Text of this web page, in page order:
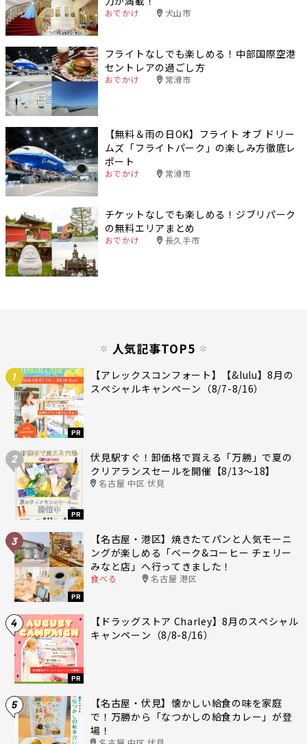
おでかけ 犬山市
フライトなしでも楽しめる！中部国際空港
セントレアの過ごし方
おでかけ 常滑市
【無料＆雨の日OK】フライト オブ ドリー
ムズ「フライトパーク」の楽しみ方徹底レ
ポート
おでかけ 常滑市
チケットなしでも楽しめる！ジブリパーク
の無料エリアまとめ
おでかけ 長久手市
人気記事TOP5
1
PR
【アレックスコンフォート】【&lulu】8月の
スペシャルキャンペーン（8/7-8/16）
2
PR
伏見駅すぐ！卸価格で買える「万勝」で夏の
クリアランスセールを開催【8/13〜18】
名古屋 中区 伏見
3
PR
【名古屋・港区】焼きたてパンと人気モーニ
ングが楽しめる「ベーク&コーヒー チェリー
みなと店」へ行ってきました！
食べる 名古屋 港区
4
PR
【ドラッグストア Charley】8月のスペシャル
キャンペーン（8/8-8/16）
5
【名古屋・伏見】懐かしい給食の味を家庭
で！万勝から「なつかしの給食カレー」が登
場！